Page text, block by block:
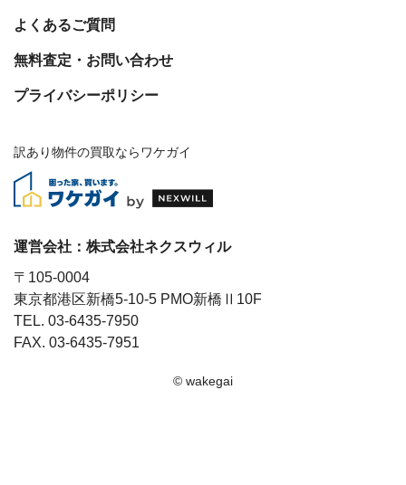
よくあるご質問
無料査定・お問い合わせ
プライバシーポリシー
訳あり物件の買取ならワケガイ
運営会社： 株式会社ネクスウィル
〒105-0004
東京都港区新橋5-10-5 PMO新橋Ⅱ10F
TEL. 03-6435-7950
FAX. 03-6435-7951
© wakegai